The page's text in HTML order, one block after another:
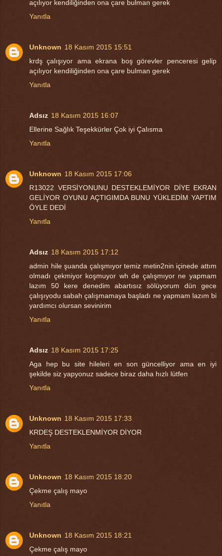
açılıyor kendiliğinden ona çare bulman gerek
Yanıtla
Unknown 18 Kasım 2015 15:51
krdş çalışıyor ama ekrana boş görevler penceresi gelip
açılıyor kendiliğinden ona çare bulman gerek
Yanıtla
Adsız 18 Kasım 2015 16:07
Ellerine Sağlık Teşekkürler Çok iyi Çalısma
Yanıtla
Unknown 18 Kasım 2015 17:06
R13022 VERSİYONUNU DESTEKLEMİYOR DİYE EKRAN
GELİYOR OYUNU AÇTIGIMDA BUNU YÜKLEDİM YAPTIM
ÖYLE DEDİ
Yanıtla
Adsız 18 Kasım 2015 17:12
admin hile şuanda çalışmıyor temiz metin2nin içinede attım
olmadı çekmiyor koşmuyor wh de çalışmıyor ne yapmam
lazım 50 kere denedim abartısız sölüyorum dün gece
çalışıyodu sabah çalışmamaya başladı ne yapmam lazım bi
yardımcı olursan sevinirim
Yanıtla
Adsız 18 Kasım 2015 17:25
Aga hep bu site hileleri en son güncelliyor ama en iyi
şekilde siz yapyonuz sadece biraz daha hızlı lütfen
Yanıtla
Unknown 18 Kasım 2015 17:33
KRDEŞ DESTEKLENMİYOR DİYOR
Yanıtla
Unknown 18 Kasım 2015 18:20
Çekme çalış mayo
Yanıtla
Unknown 18 Kasım 2015 18:21
Çekme çalış mayo